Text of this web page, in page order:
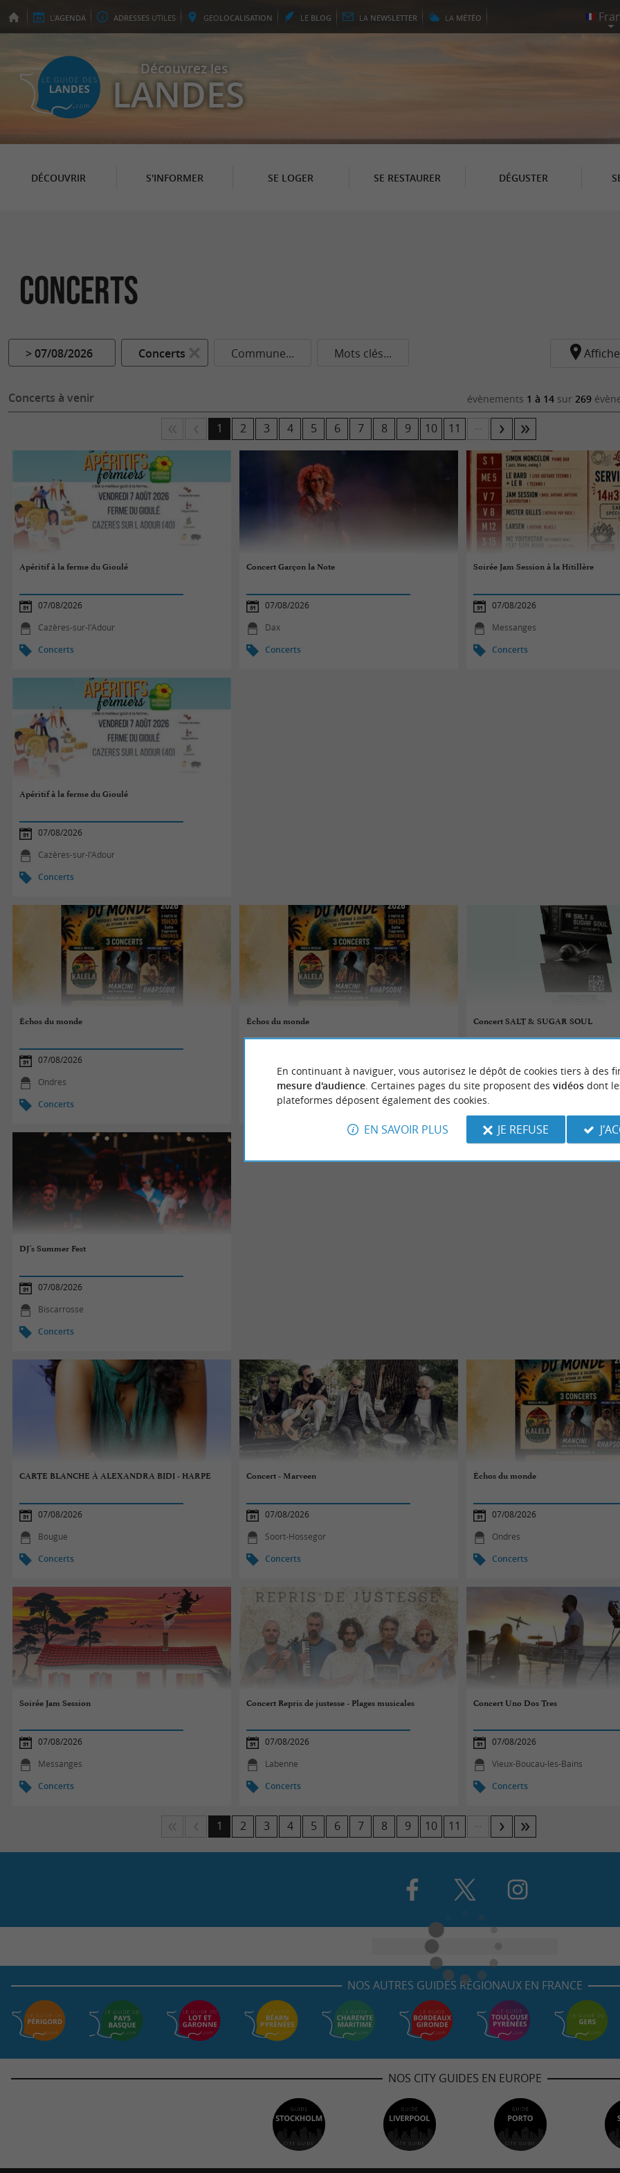
L'AGENDA ADRESSES UTILES GEOLOCALISATION LE BLOG LA NEWSLETTER LA MÉTÉO
Découvrez les
LANDES
DÉCOUVRIR S'INFORMER SE LOGER SE RESTAURER DÉGUSTER
Concerts
> 07/08/2026 Concerts Commune... Mots clés...
Concerts à venir évènements 1 à 14 sur 269
1 2 3 4 5 6 7 8 9 10 11
Apéritif à la ferme du Gioulé
07/08/2026
Cazères-sur-l'Adour
Concerts
Concert Garçon la Note
07/08/2026
Dax
Concerts
Soirée Jam Session à la Hitillère
07/08/2026
Messanges
Concerts
Apéritif à la ferme du Gioulé
07/08/2026
Cazères-sur-l'Adour
Concerts
Échos du monde
07/08/2026
Ondres
Concerts
Échos du monde
Ondres
Concerts
Concert SALT & SUGAR SOUL
Tarnos
DJ's Summer Fest
07/08/2026
Biscarrosse
Concerts
CARTE BLANCHE À ALEXANDRA BIDI - HARPE
07/08/2026
Bougue
Concerts
Concert - Marveen
07/08/2026
Soort-Hossegor
Concerts
Échos du monde
07/08/2026
Ondres
Concerts
Soirée Jam Session
07/08/2026
Messanges
Concerts
Concert Repris de justesse - Plages musicales
07/08/2026
Labenne
Concerts
Concert Uno Dos Tres
07/08/2026
Vieux-Boucau-les-Bains
Concerts
1 2 3 4 5 6 7 8 9 10 11
NOS AUTRES GUIDES RÉGIONAUX EN FRANCE
NOS CITY GUIDES EN EUROPE
En continuant à naviguer, vous autorisez le dépôt de cookies tiers à des
mesure d'audience. Certaines pages du site proposent des vidéosdont
plateformes déposent également des cookies.
EN SAVOIR PLUS JE REFUSE